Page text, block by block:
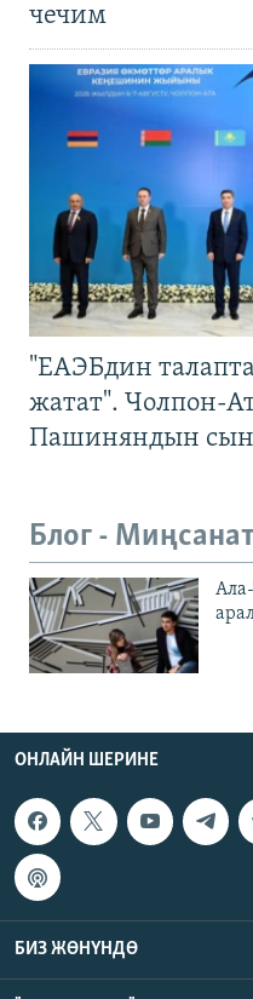
чечим
"ЕАЭБдин
жатат". Чолпон-
Пашиняндын
Блог -
ОНЛАЙН ШЕРИНЕ
БИЗ ЖӨНҮНДӨ